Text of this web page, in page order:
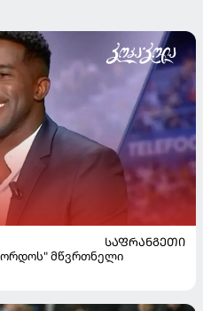
ᲡᲐᲤᲠᲐᲜᲒᲔᲗᲘ
მწვრთნელი